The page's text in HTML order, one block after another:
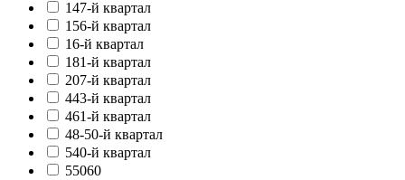
147-й квартал
156-й квартал
16-й квартал
181-й квартал
207-й квартал
443-й квартал
461-й квартал
48-50-й квартал
540-й квартал
55060